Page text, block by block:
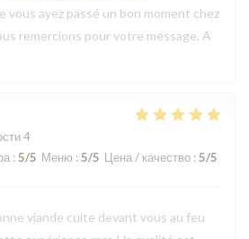
vous ayez passé un bon moment chez
remercions pour votre message. A
4
: 5/5 Меню : 5/5 Цена / качество : 5/5
viande cuite devant vous au feu